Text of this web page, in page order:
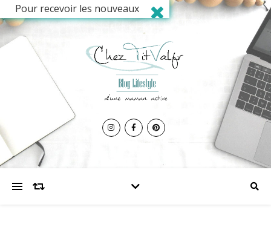
Pour recevoir les nouveaux
articles, inscrivez votre
adresse mail ci-dessous et
validez votre abonnement.